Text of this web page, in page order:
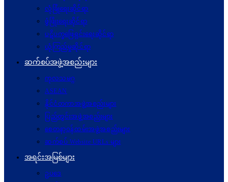
လုံခြုံရေးဆိုင်ရာ
ဖွံဖြိုးရေးဆိုင်ရာ
ပဋိပက္ခ‌ဖြေရှင်းရေးဆိုင်ရာ
ယုံကြည်မှုဆိုင်ရာ
ဆက်စပ်အဖွဲ့အစည်းများ
ကုလသမဂ္ဂ
ASEAN
နိုင်ငံတကာအဖွဲ့အစည်းများ
ပြည်တွင်းအဖွဲ့အစည်းများ
စေတနာ့ဝန်ထမ်းအဖွဲ့အစည်းများ
ဆက်စပ် Website URLs များ
အရင်းအမြစ်များ
ဥပဒေ